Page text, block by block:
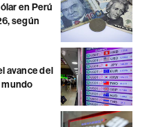
en Perú
según
avance del
mundo